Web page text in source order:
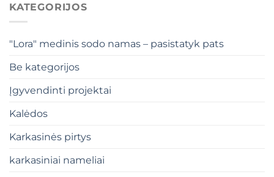
KATEGORIJOS
"Lora" medinis sodo namas – pasistatyk pats
Be kategorijos
Įgyvendinti projektai
Kalėdos
Karkasinės pirtys
karkasiniai nameliai